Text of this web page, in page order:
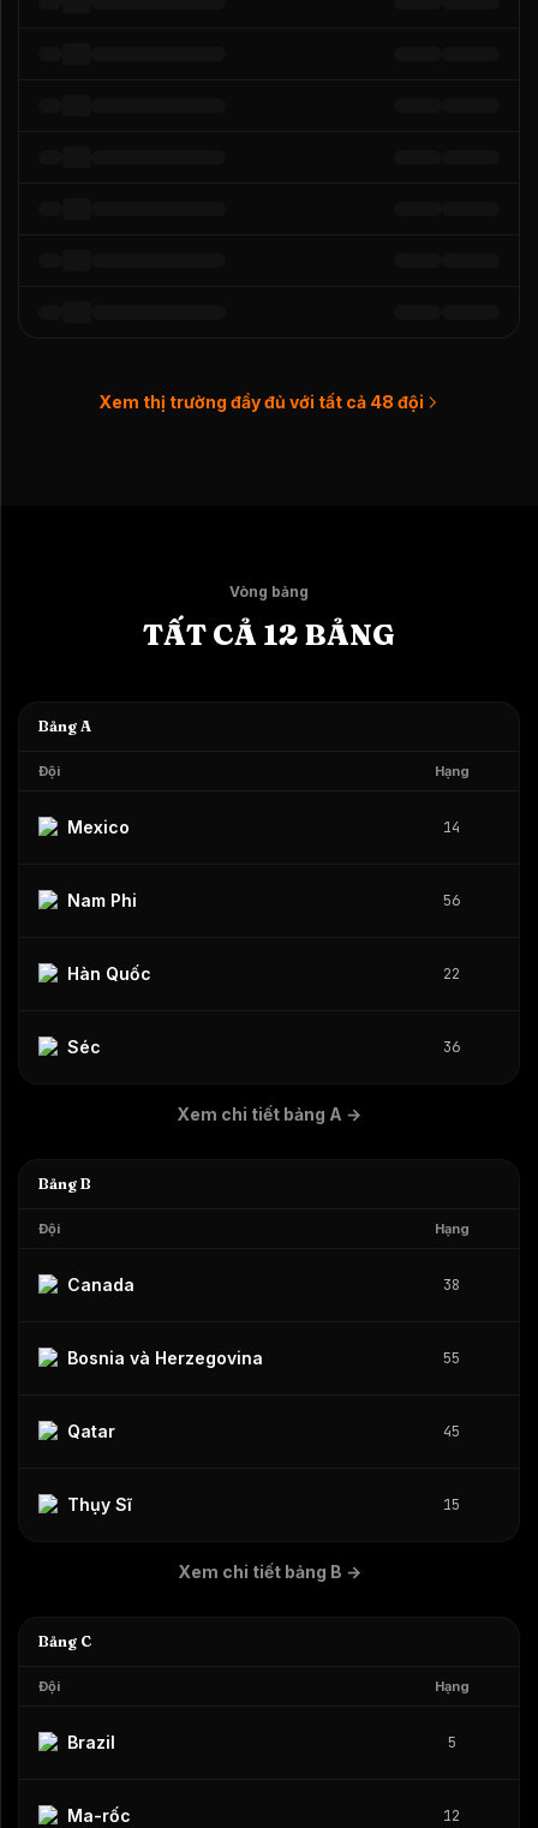
Xem thị trường đầy đủ với tất cả 48 đội
Vòng bảng
TẤT CẢ 12 BẢNG
Bảng A
Đội Hạng
Mexico 14
Nam Phi 56
Hàn Quốc 22
Séc 36
Xem chi tiết bảng A →
Bảng B
Đội Hạng
Canada 38
Bosnia và Herzegovina 55
Qatar 45
Thụy Sĩ 15
Xem chi tiết bảng B →
Bảng C
Đội Hạng
Brazil 5
Ma-rốc 12